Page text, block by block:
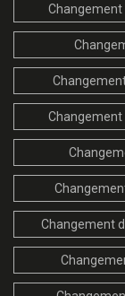
Changement
Changement
Changement